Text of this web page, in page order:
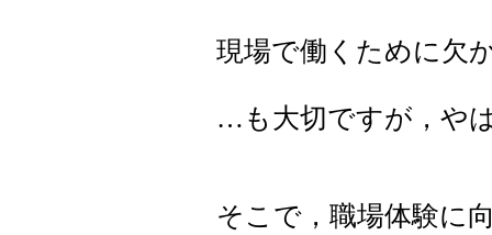
現場で働くために欠
…も大切ですが，や
そこで，職場体験に